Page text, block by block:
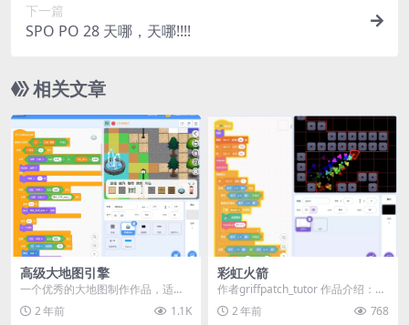
下一篇
SPO PO 28 天哪，天哪!!!!
相关文章
高级大地图引擎
一个优秀的大地图制作作品，适合s
cratch高级玩家研究学习。 操作：
按awsd...
2 年前 1.1K
彩虹火箭
作者griffpatch_tutor 作品介绍：
《彩虹火箭 (Rainbow ...
2 年前 768